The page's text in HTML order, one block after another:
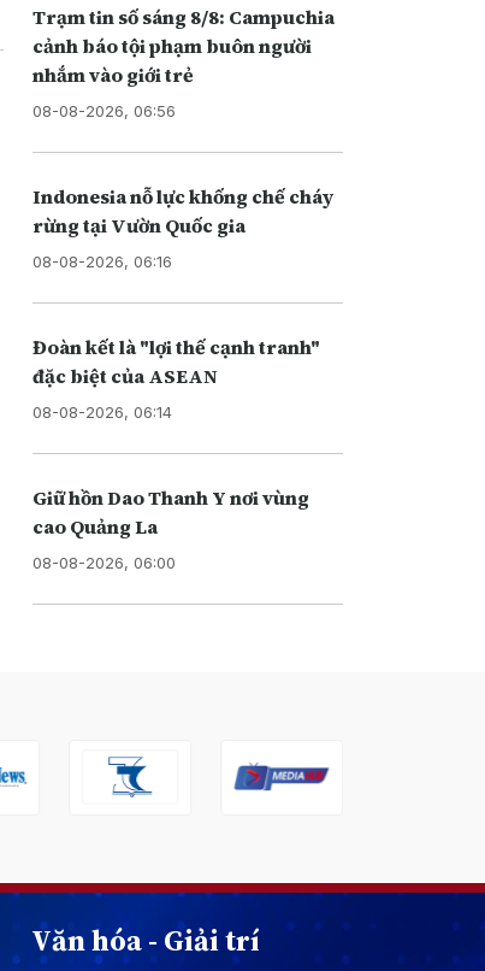
Trạm tin số sáng 8/8: Campuchia
cảnh báo tội phạm buôn người
nhắm vào giới trẻ
08-08-2026, 06:56
Indonesia nỗ lực khống chế cháy
rừng tại Vườn Quốc gia
08-08-2026, 06:16
Đoàn kết là "lợi thế cạnh tranh"
đặc biệt của ASEAN
08-08-2026, 06:14
Giữ hồn Dao Thanh Y nơi vùng
cao Quảng La
08-08-2026, 06:00
Văn hóa - Giải trí